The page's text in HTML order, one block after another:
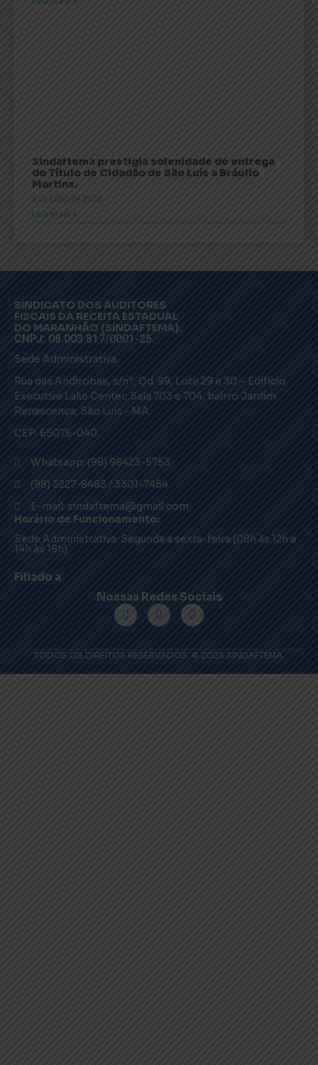
Sindaftema prestigia solenidade de entrega
do Título de Cidadão de São Luís a Bráulio
Martins.
6 de julho de 2026
Leia mais »
SINDICATO DOS AUDITORES
FISCAIS DA RECEITA ESTADUAL
DO MARANHÃO (SINDAFTEMA).
CNPJ: 08.003.817/0001-25.
Sede Administrativa
Rua das Andirobas, s/nº, Qd. 99, Lote 29 e 30 – Edifício
Executive Lake Center, Sala 703 e 704, bairro Jardim
Renascença, São Luís - MA
CEP: 65075-040
Whatsapp: (98) 98423-5753
(98) 3227-8483 / 3301-7454
E-mail: sindaftema@gmail.com
Horário de Funcionamento:
Sede Administrativa: Segunda a sexta-feira (08h às 12h e
14h às 18h)
Filiado a
Nossas Redes Sociais
TODOS OS DIREITOS RESERVADOS. © 2023 SINDAFTEMA.